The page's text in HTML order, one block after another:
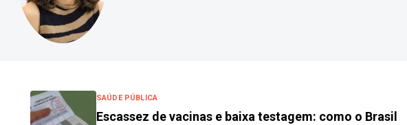
SAÚDE PÚBLICA
Escassez de vacinas e baixa testagem: como o Brasil